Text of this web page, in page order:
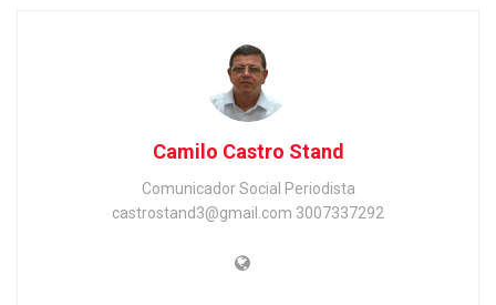
Camilo Castro Stand
Comunicador Social Periodista
castrostand3@gmail.com 3007337292